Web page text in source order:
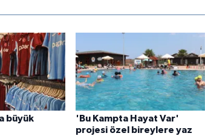
büyük
'Bu Kampta Hayat Var'
projesi özel bireylere yaz